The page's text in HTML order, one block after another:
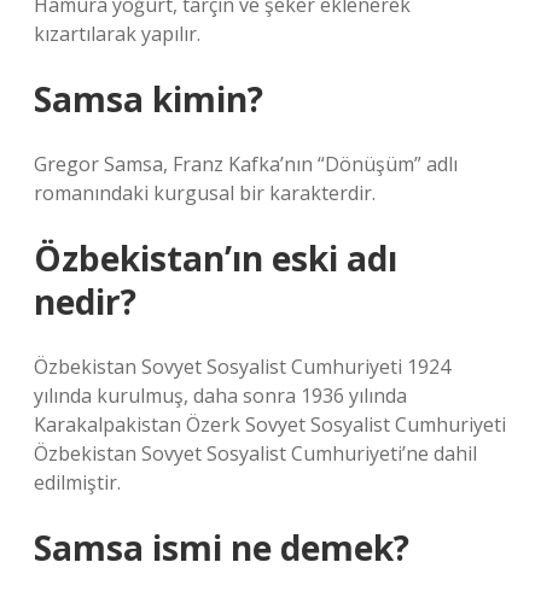
kızartılarak yapılır.
Samsa kimin?
Gregor Samsa, Franz Kafka’nın “Dönüşüm” adlı
romanındaki kurgusal bir karakterdir.
Özbekistan’ın eski adı
nedir?
Özbekistan Sovyet Sosyalist Cumhuriyeti 1924
yılında kurulmuş, daha sonra 1936 yılında
Karakalpakistan Özerk Sovyet Sosyalist Cumhuriyeti
Özbekistan Sovyet Sosyalist Cumhuriyeti’ne dahil
edilmiştir.
Samsa ismi ne demek?